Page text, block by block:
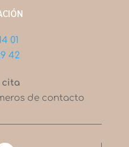
01
42
cita
de contacto